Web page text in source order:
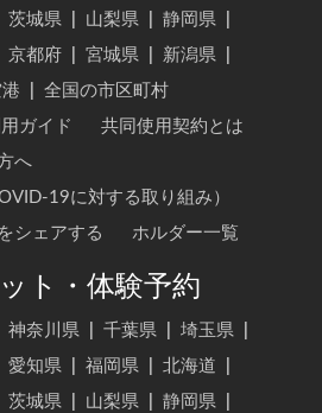
茨城県 山梨県 静岡県
京都府 宮城県 新潟県
全国の市区町村
ガイド
共同使用契約とは
へ
19に対する取り組み）
シェアする
ホルダー一覧
ト・体験予約
神奈川県 千葉県 埼玉県
愛知県 福岡県 北海道
茨城県 山梨県 静岡県